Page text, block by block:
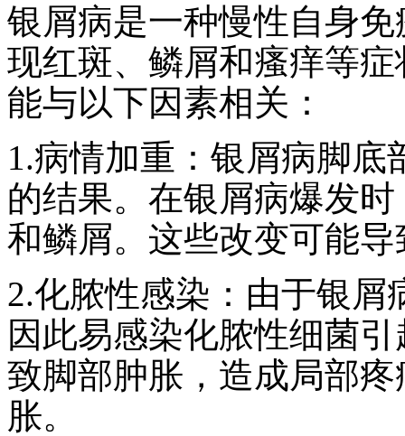
银屑病是一种慢性自身
现红斑、鳞屑和瘙痒等
能与以下因素相关：
1.病情加重：银屑病脚
的结果。在银屑病爆发
和鳞屑。这些改变可能
2.化脓性感染：由于银
因此易感染化脓性细菌
致脚部肿胀，造成局部
胀。